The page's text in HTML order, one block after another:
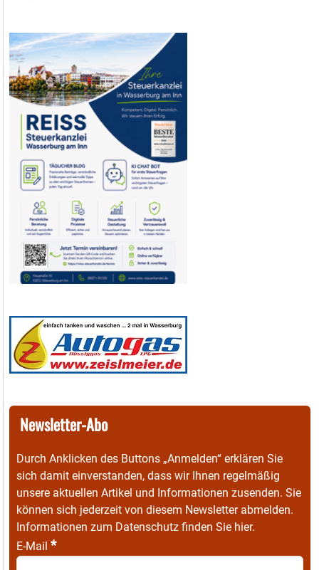
Newsletter-Abo
Durch Anklicken des Buttons „Anmelden“ erklären Sie
sich damit einverstanden, dass wir Ihnen regelmäßig
unsere aktuellen Artikel und Informationen zusenden. Sie
können sich jederzeit von diesem Newsletter abmelden.
Informationen zum Datenschutz finden Sie hier.
E-Mail *